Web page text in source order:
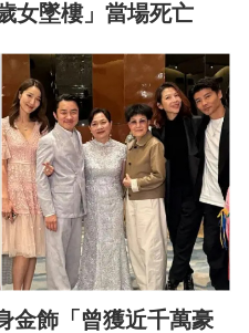
女墜樓」當場死亡
金飾「曾獲近千萬豪